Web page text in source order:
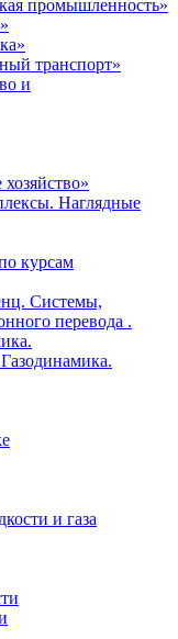
промышленность»
транспорт»
и
Наглядные
курсам
Системы,
перевода .
и газа